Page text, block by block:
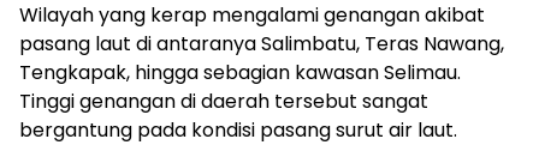
Wilayah yang kerap mengalami genangan akibat
pasang laut di antaranya Salimbatu, Teras Nawang,
Tengkapak, hingga sebagian kawasan Selimau.
Tinggi genangan di daerah tersebut sangat
bergantung pada kondisi pasang surut air laut.